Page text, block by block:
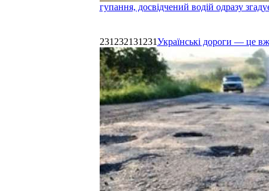
гупання, досвідчений водій одразу
231232131231Українські дороги — це